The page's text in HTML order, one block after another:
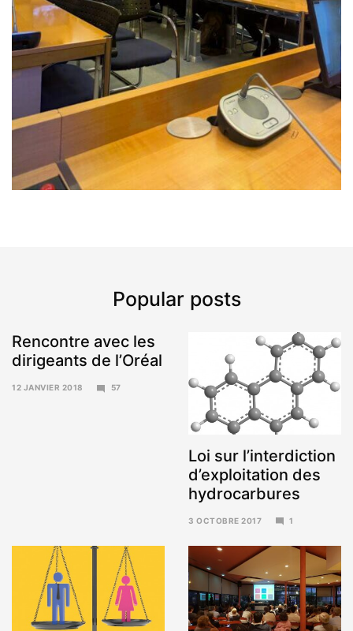
Popular posts
Rencontre avec les
dirigeants de l’Oréal
12 JANVIER 2018
57
Loi sur l’interdiction
d’exploitation des
hydrocarbures
3 OCTOBRE 2017
2017
1